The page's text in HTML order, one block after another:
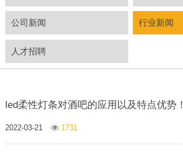
公司新闻 行业新闻
人才招聘
led柔性灯条对酒吧的应用以及特点优势！
2022-03-21 1731